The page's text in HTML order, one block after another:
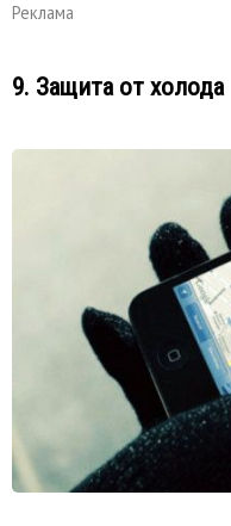
Реклама
9. Защита от холода